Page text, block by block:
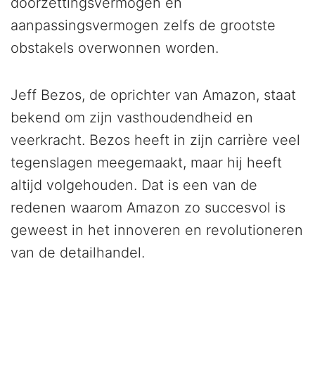
aanpassingsvermogen zelfs de grootste
obstakels overwonnen worden.
Jeff Bezos, de oprichter van Amazon, staat
bekend om zijn vasthoudendheid en
veerkracht. Bezos heeft in zijn carrière veel
tegenslagen meegemaakt, maar hij heeft
altijd volgehouden. Dat is een van de
redenen waarom Amazon zo succesvol is
geweest in het innoveren en revolutioneren
van de detailhandel.